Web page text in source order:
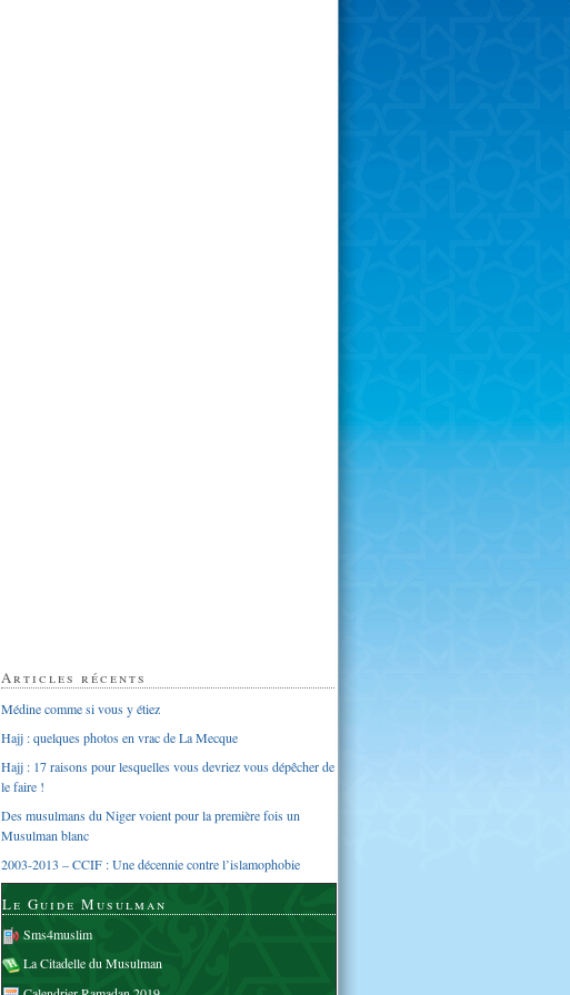
Articles récents
Médine comme si vous y étiez
Hajj : quelques photos en vrac de La Mecque
Hajj : 17 raisons pour lesquelles vous devriez vous dépêcher de
le faire !
Des musulmans du Niger voient pour la première fois un
Musulman blanc
2003-2013 – CCIF : Une décennie contre l’islamophobie
Le Guide Musulman
Sms4muslim
La Citadelle du Musulman